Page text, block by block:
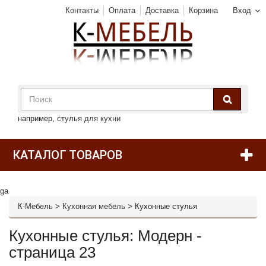
Вход
Контакты Оплата Доставка Корзина
например, стулья для кухни
КАТАЛОГ ТОВАРОВ
ga
К-Мебель > Кухонная мебель > Кухонные стулья
Кухонные стулья: Модерн -
страница 23